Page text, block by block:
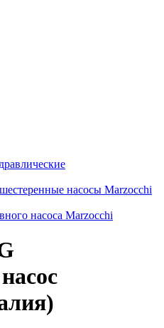
насосы Marzocchi
насоса Marzocchi